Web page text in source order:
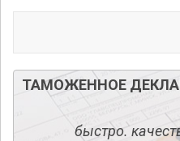
ТАМОЖЕННОЕ
быстро.